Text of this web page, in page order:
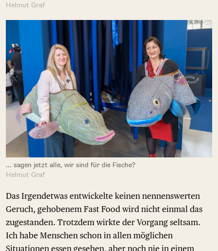
Helmut Graf
... sagen jetzt alle, wir sind für die Fische?
Helmut Graf
Das Irgendetwas entwickelte keinen nennenswerten
Geruch, gehobenem Fast Food wird nicht einmal das
zugestanden. Trotzdem wirkte der Vorgang seltsam.
Ich habe Menschen schon in allen möglichen
Situationen essen gesehen, aber noch nie in einem